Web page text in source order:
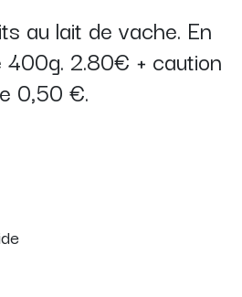
au lait de vache. En
2.80€ + caution
0,50 €.